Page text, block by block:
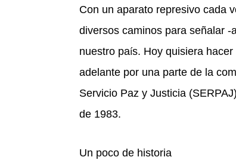
Con un aparato represivo cada
diversos caminos para señalar -
nuestro país. Hoy quisiera
adelante por una parte de la
Servicio Paz y Justicia
de 1983.
Un poco de historia